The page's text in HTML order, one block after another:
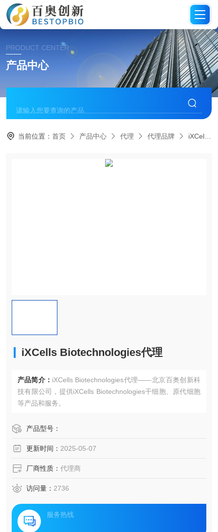
PRODUCT CENTER
产品中心
当前位置：首页 产品中心 代理 代理品牌 ‌iXCells Biotechnologies代理
‌iXCells Biotechnologies代理
产品简介： ‌iXCells Biotechnologies代理——北京百奥创新科
技有限公司，提供‌iXCells Biotechnologies干细胞、原代细胞
等产品和服务。
产品型号：
更新时间： 2025-05-07
厂商性质： 代理商
访问量： 2736
服务热线